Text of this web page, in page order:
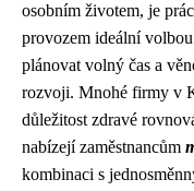
osobním životem, je
provozem ideální
plánovat volný čas a
rozvoji. Mnohé firmy v
důležitost zdravé
nabízejí zaměstnancům
kombinaci s